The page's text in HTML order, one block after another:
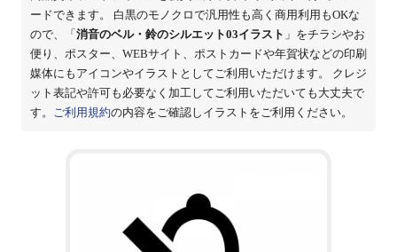
ードできます。 白黒のモノクロで汎用性も高く商用利用もOKな
ので、「 消音のベル・鈴のシルエット03イラスト 」をチラシやお
便り、ポスター、WEBサイト、ポストカードや年賀状などの印刷
媒体にもアイコンやイラストとしてご利用いただけます。 クレジ
ット表記や許可も必要なく加工してご利用いただいても大丈夫で
す。 ご利用規約の内容をご確認しイラストをご利用ください。